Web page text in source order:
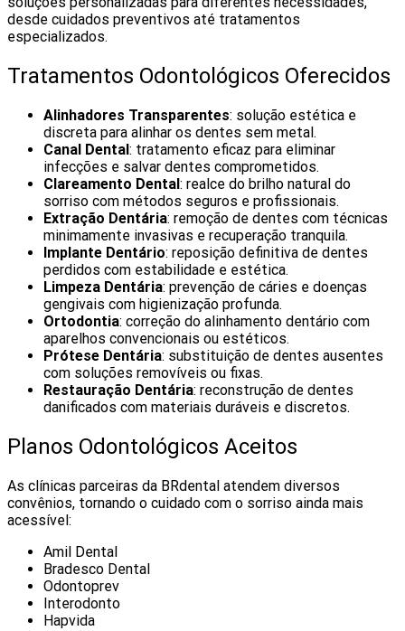
desde cuidados preventivos até tratamentos
especializados.
Tratamentos Odontológicos Oferecidos
Alinhadores Transparentes: solução estética e
discreta para alinhar os dentes sem metal.
Canal Dental : tratamento eficaz para eliminar
infecções e salvar dentes comprometidos.
Clareamento Dental : realce do brilho natural do
sorriso com métodos seguros e profissionais.
Extração Dentária: remoção de dentes com técnicas
minimamente invasivas e recuperação tranquila.
Implante Dentário: reposição definitiva de dentes
perdidos com estabilidade e estética.
Limpeza Dentária: prevenção de cáries e doenças
gengivais com higienização profunda.
Ortodontia: correção do alinhamento dentário com
aparelhos convencionais ou estéticos.
Prótese Dentária: substituição de dentes ausentes
com soluções removíveis ou fixas.
Restauração Dentária: reconstrução de dentes
danificados com materiais duráveis e discretos.
Planos Odontológicos Aceitos
As clínicas parceiras da BRdental atendem diversos
convênios, tornando o cuidado com o sorriso ainda mais
acessível:
Amil Dental
Bradesco Dental
Odontoprev
Interodonto
Hapvida